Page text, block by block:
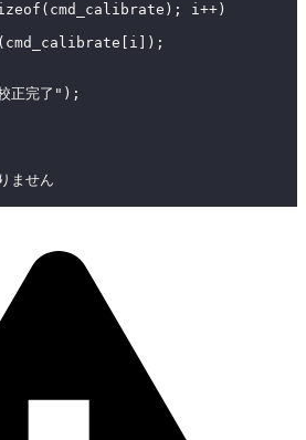
i++)
完了");
ません